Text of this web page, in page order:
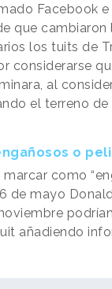
Facebook
que
los tuits de
considerarse
al
el terreno
o
como
de mayo
añadiendo